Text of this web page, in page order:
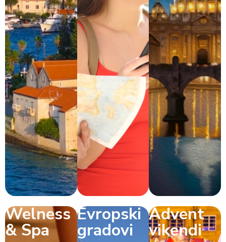
Welness
& Spa
Evropski
gradovi
Advent
vikendi